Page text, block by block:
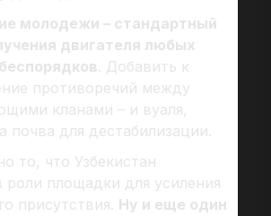
молодежи – стандартный
двигателя любых
. Добавить к
противоречий между
кланами – и вуаля,
почва для дестабилизации.
то, что Узбекистан
роли площадки для усиления
присутствия. Ну и еще один